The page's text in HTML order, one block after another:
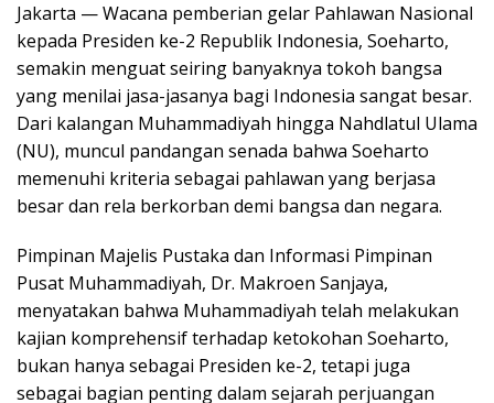
Jakarta — Wacana pemberian gelar Pahlawan Nasional
kepada Presiden ke-2 Republik Indonesia, Soeharto,
semakin menguat seiring banyaknya tokoh bangsa
yang menilai jasa-jasanya bagi Indonesia sangat besar.
Dari kalangan Muhammadiyah hingga Nahdlatul Ulama
(NU), muncul pandangan senada bahwa Soeharto
memenuhi kriteria sebagai pahlawan yang berjasa
besar dan rela berkorban demi bangsa dan negara.
Pimpinan Majelis Pustaka dan Informasi Pimpinan
Pusat Muhammadiyah, Dr. Makroen Sanjaya,
menyatakan bahwa Muhammadiyah telah melakukan
kajian komprehensif terhadap ketokohan Soeharto,
bukan hanya sebagai Presiden ke-2, tetapi juga
sebagai bagian penting dalam sejarah perjuangan